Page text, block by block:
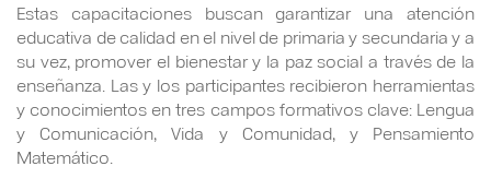
Estas capacitaciones buscan garantizar una atención
educativa de calidad en el nivel de primaria y secundaria y a
su vez, promover el bienestar y la paz social a través de la
enseñanza. Las y los participantes recibieron herramientas
y conocimientos en tres campos formativos clave: Lengua
y Comunicación, Vida y Comunidad, y Pensamiento
Matemático.